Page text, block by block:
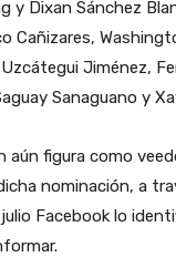
y Dixan Sánchez
Cañizares,
Jiménez,
Sanaguano y
aún figura como
nominación, a
Facebook lo